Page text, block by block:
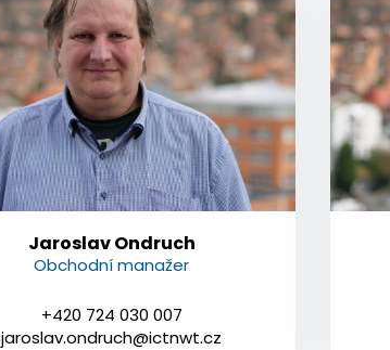
Jaroslav Ondruch
Obchodní manažer
+420 724 030 007
jaroslav.ondruch@ictnwt.cz